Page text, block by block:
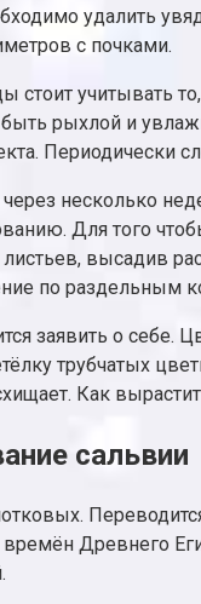
удалить
с почками.
учитывать
рыхлой и
Периодически
несколько
Для того
высадив
по
заявить о
трубчатых
Как
сальвии
времён Древнего